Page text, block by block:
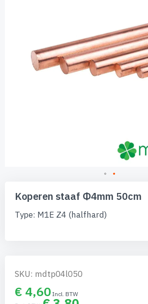
naar
begin
Koperen staaf Φ4mm 50cm
Type: M1E Z4 (halfhard)
SKU: mdtp04l050
€ 4,60